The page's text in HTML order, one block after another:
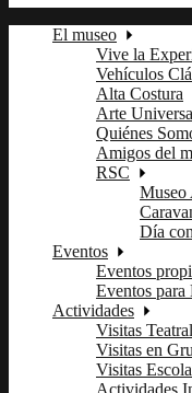
El museo
Vive la
Vehículos
Alta Costura
Arte
Quiénes
Amigos del
RSC
Museo
Día
Eventos
Eventos
Eventos para
Actividades
Visitas
Visitas en
Visitas